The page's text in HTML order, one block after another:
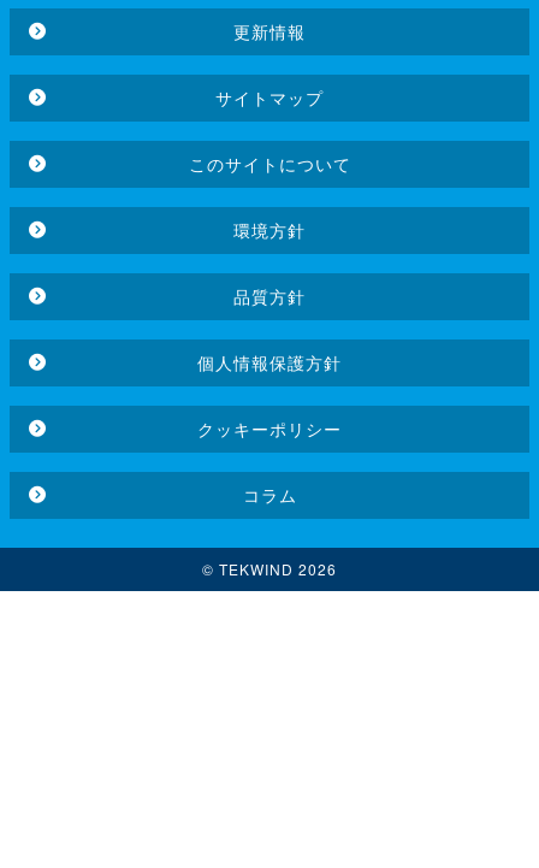
更新情報
サイトマップ
このサイトについて
環境方針
品質方針
個人情報保護方針
クッキーポリシー
コラム
© TEKWIND 2026